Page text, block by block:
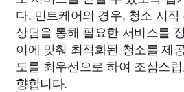
다. 민트케어의 경우, 청소 시
상담을 통해 필요한 서비스를
이에 맞춰 최적화된 청소를 제
도를 최우선으로 하여 조심스
향합니다.